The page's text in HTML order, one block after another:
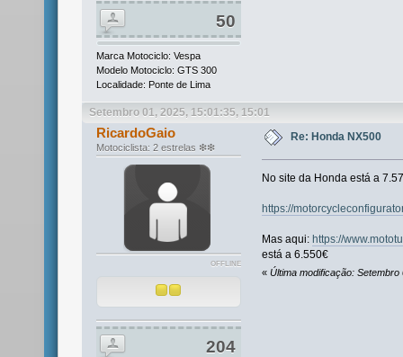
50
Marca Motociclo: Vespa
Modelo Motociclo: GTS 300
Localidade: Ponte de Lima
Setembro 01, 2025, 15:01:35, 15:01
RicardoGaio
Motociclista: 2 estrelas ❇❇
OFFLINE
204
Re: Honda NX500
No site da Honda está a
https://
Mas aqui: https://
está a 6.550€
« Última modificação: